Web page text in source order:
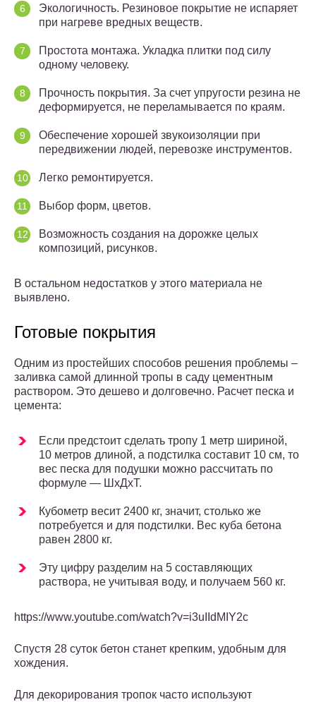
Экологичность. Резиновое покрытие не испаряет
при нагреве вредных веществ.
Простота монтажа. Укладка плитки под силу
одному человеку.
Прочность покрытия. За счет упругости резина не
деформируется, не переламывается по краям.
Обеспечение хорошей звукоизоляции при
передвижении людей, перевозке инструментов.
Легко ремонтируется.
Выбор форм, цветов.
Возможность создания на дорожке целых
композиций, рисунков.
В остальном недостатков у этого материала не
выявлено.
Готовые покрытия
Одним из простейших способов решения проблемы –
заливка самой длинной тропы в саду цементным
раствором. Это дешево и долговечно. Расчет песка и
цемента:
Если предстоит сделать тропу 1 метр шириной,
10 метров длиной, а подстилка составит 10 см, то
вес песка для подушки можно рассчитать по
формуле — ШхДхТ.
Кубометр весит 2400 кг, значит, столько же
потребуется и для подстилки. Вес куба бетона
равен 2800 кг.
Эту цифру разделим на 5 составляющих
раствора, не учитывая воду, и получаем 560 кг.
https://www.youtube.com/watch?v=i3uIIdMIY2c
Спустя 28 суток бетон станет крепким, удобным для
хождения.
Для декорирования тропок часто используют